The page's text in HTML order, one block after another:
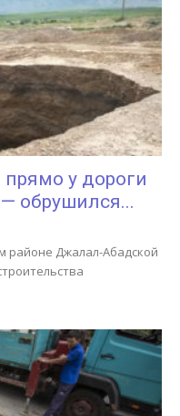
у дороги
обрушился...
районе Джалал-Абадской